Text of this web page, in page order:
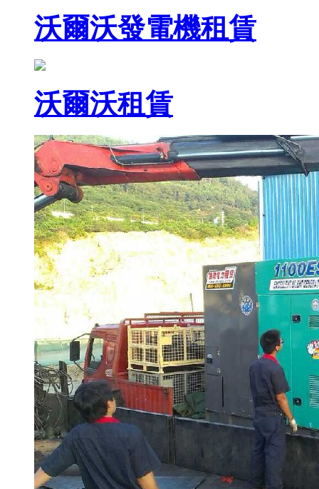
沃爾沃發電機租賃
沃爾沃租賃